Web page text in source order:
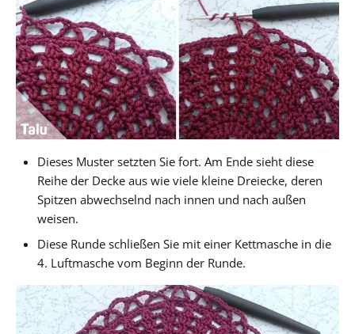
Dieses Muster setzten Sie fort. Am Ende sieht diese
Reihe der Decke aus wie viele kleine Dreiecke, deren
Spitzen abwechselnd nach innen und nach außen
weisen.
Diese Runde schließen Sie mit einer Kettmasche in die
4. Luftmasche vom Beginn der Runde.